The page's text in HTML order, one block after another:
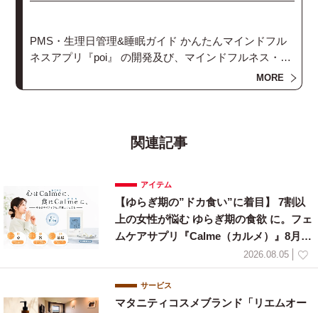
PMS・生理日管理&睡眠ガイド かんたんマインドフル
ネスアプリ『poi』 の開発及び、マインドフルネス・実
MORE
関連記事
アイテム
【ゆらぎ期の”ドカ食い”に着目】 7割以
上の女性が悩む ゆらぎ期の食欲 に。フェ
ムケアサプリ『Calme（カルメ）』8月3
2026.08.05
サービス
マタニティコスメブランド「リエムオー